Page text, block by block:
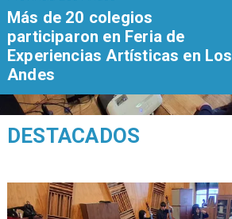
Más de 20 colegios
participaron en Feria de
Experiencias Artísticas en Los
Andes
DESTACADOS